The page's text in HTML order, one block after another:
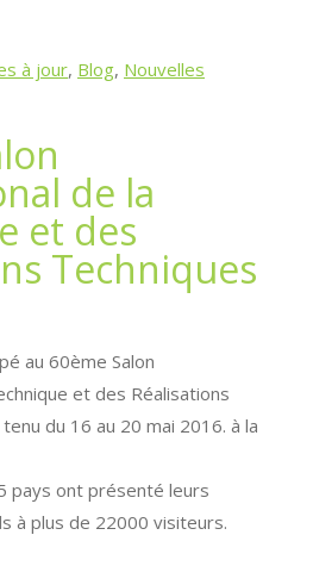
à jour, Blog, Nouvelles
de la
et des
Techniques
au 60ème Salon
et des Réalisations
du 16 au 20 mai 2016. à la
pays ont présenté leurs
à plus de 22000 visiteurs.